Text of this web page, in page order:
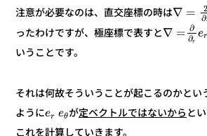
注意が必要なのは、直交座標の時は∇ = 2
∂
ったわけですが、極座標で表すと∇ = ∂
∂r
er
いうことです。
それは何故そういうことが起こるのかとい
ようにer eθが定ベクトルではないからと
これを計算していきます。